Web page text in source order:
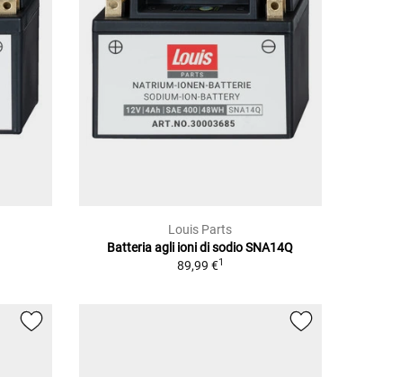
Louis Parts
Batteria agli ioni di sodio SNA14Q
89,99 €1